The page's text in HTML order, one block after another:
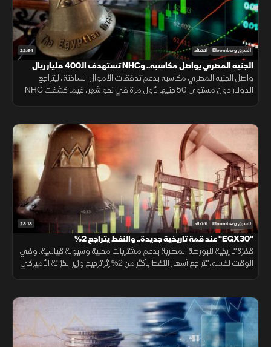
22:54 الشرق Bloomberg اقتصاد
الجنيه المصري يواصل مكاسبه.. وNHC تستهدف الـ400 مليار ريال
واصل الجنيه المصري مكاسبه بدعم تدفقات الأموال الساخنة، ليتراجع
الدولار دون مستوى 50 جنيها لأول مرة في نحو شهر، فيما كشفت NHC
23:13 الشرق Bloomberg اقتصاد
"EGX30" عند قمة تاريخية جديدة.. والنفط يتراجع 2%
قفزة تاريخية للبورصة المصرية بدعم مشتريات محلية وسيولة قياسية. وفي
الوقت نفسه، تتراجع أسعار النفط بأكثر من 2% إثر ترجيح وزير الخزانة الأميركي